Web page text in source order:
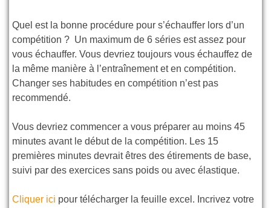
Quel est la bonne procédure pour s’échauffer lors d’un
compétition ? Un maximum de 6 séries est assez pour
vous échauffer. Vous devriez toujours vous échauffez de
la même manière à l’entraînement et en compétition.
Changer ses habitudes en compétition n’est pas
recommendé.
Vous devriez commencer a vous préparer au moins 45
minutes avant le début de la compétition. Les 15
premières minutes devrait êtres des étirements de base,
suivi par des exercices sans poids ou avec élastique.
Cliquer ici pour télécharger la feuille excel. Incrivez votre